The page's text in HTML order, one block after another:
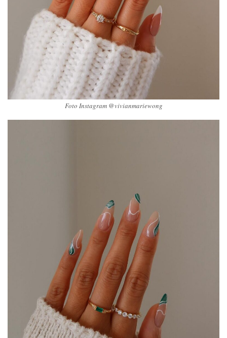
Foto Instagram @vivianmariewong